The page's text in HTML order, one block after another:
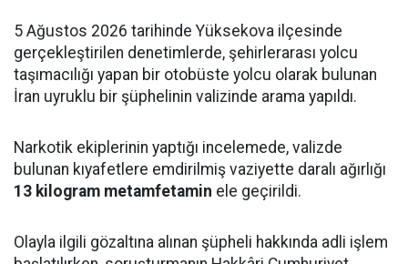
5 Ağustos 2026 tarihinde Yüksekova ilçesinde
gerçekleştirilen denetimlerde, şehirlerarası yolcu
taşımacılığı yapan bir otobüste yolcu olarak bulunan
İran uyruklu bir şüphelinin valizinde arama yapıldı.
Narkotik ekiplerinin yaptığı incelemede, valizde
bulunan kıyafetlere emdirilmiş vaziyette daralı ağırlığı
13 kilogram metamfetamin ele geçirildi.
Olayla ilgili gözaltına alınan şüpheli hakkında adli işlem